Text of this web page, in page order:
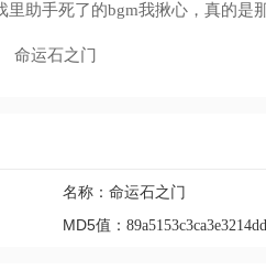
助手死了的bgm我揪心，真的是
名称： 命运石之门
MD5值：